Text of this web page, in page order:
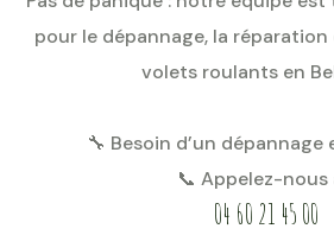
pour le dépannage, la
volets roulants en
🔧 Besoin d’un dépannage
📞 Appelez-nous
04 60 21 45 00